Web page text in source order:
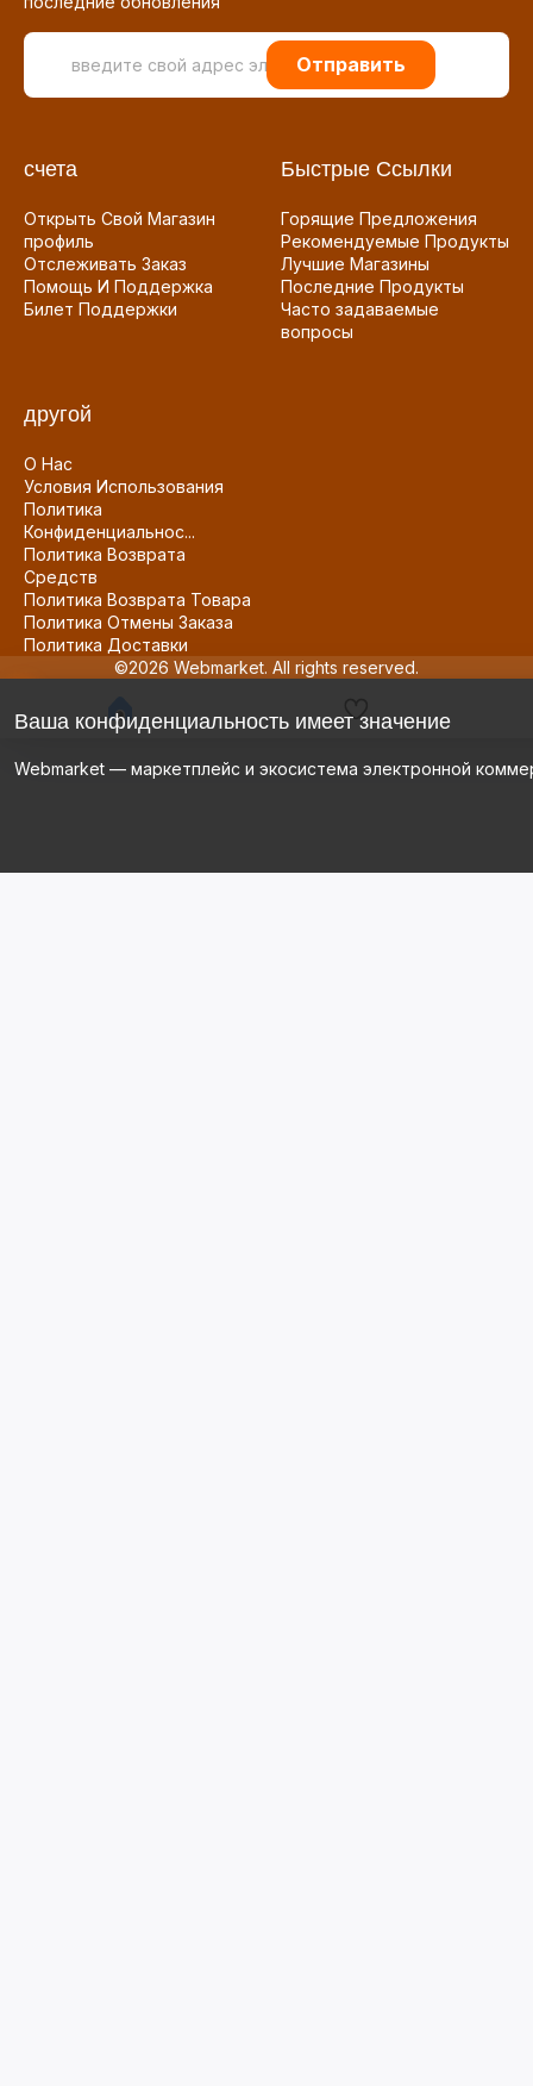
Отправить
счета
Открыть Свой Магазин
профиль
Отслеживать Заказ
Помощь И Поддержка
Билет Поддержки
Быстрые Ссылки
Горящие Предложения
Рекомендуемые Продукты
Лучшие Магазины
Последние Продукты
Часто задаваемые
вопросы
другой
О Нас
Условия Использования
Политика
Конфиденциальнос...
Политика Возврата
Средств
Политика Возврата Товара
Политика Отмены Заказа
Политика Доставки
©2026 Webmarket. All rights reserved.
Ваша конфиденциальность имеет значение
Webmarket — маркетплейс и экосистема электронной